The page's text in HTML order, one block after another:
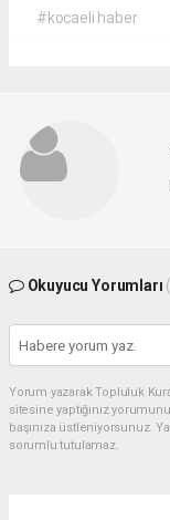
#kocaeli haber
Okuyucu Yorumları
Yorum yazarak Topluluk
sitesine yaptığınız
başınıza üstleniyorsunuz.
sorumlu tutulamaz.